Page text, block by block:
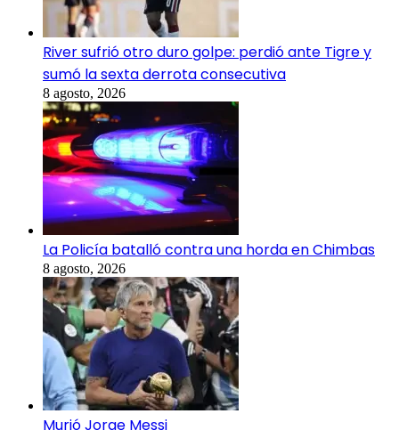
River sufrió otro duro golpe: perdió ante Tigre y
sumó la sexta derrota consecutiva
8 agosto, 2026
La Policía batalló contra una horda en Chimbas
8 agosto, 2026
Murió Jorge Messi